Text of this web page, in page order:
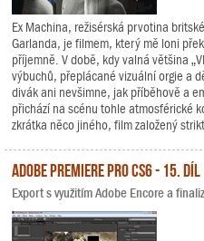
Ex Machina, režisérská prvotina
Garlanda, je filmem, který mě loni
příjemně. V době, kdy valná většina
výbuchů, přeplácané vizuální orgie a
divák ani nevšimne, jak příběhově a
přichází na scénu tohle atmosférické
zkrátka něco jiného, film založený
Adobe Premiere Pro CS6 - 15. díl
Export s využitím Adobe Encore a